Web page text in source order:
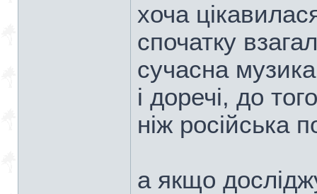
хоча
спочатку
сучасна
і доречі, до
ніж російська
а якщо